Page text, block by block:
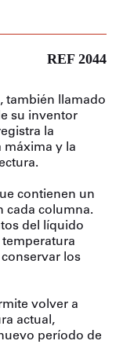
REF 2044
también llamado
su inventor
la
máxima y la
contienen un
cada columna.
del líquido
los
volver a
actual,
período de